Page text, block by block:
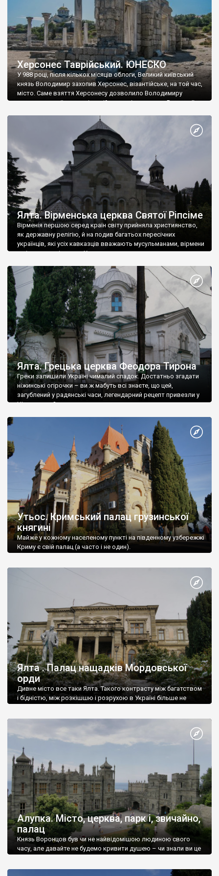
Херсонес Таврійський. ЮНЕСКО
У 988 році, після кількох місяців облоги, Великий київський
князь Володимир захопив Херсонес, візантійське, на той час,
місто. Саме взяття Херсонесу дозволило Володимиру
диктувати свої умови візантійському імператору Василю ІІ, та
Херсонесі Володимир-язичник, став Василем-християнином.
А потім було Хрещення Русі. На честь Херсонесу Таврійського
Ялта. Вірменська церква Святої Ріпсіме
Вірменія першою серед країн світу прийняла християнство,
як державну релігію, й на подив багатьох пересічних
українців, які усіх кавказців вважають мусульманами, вірмени
є відданими вірянами Христа
Ялта. Грецька церква Феодора Тирона
Греки залишили Україні чималий спадок. Достатньо згадати
ніжинські огірочки – ви ж мабуть всі знаєте, що цей,
загублений у радянські часи, легендарний рецепт привезли у
Ніжин греки?
Утьос. Кримський палац грузинської
княгині
Майже у кожному населеному пункті на південному узбережжі
Криму є свій палац (а часто і не один).
Ялта . Палац нащадків Мордовської
орди
Дивне місто все таки Ялта. Такого контрасту між багатством
і бідністю, між розкішшю і розрухою в Україні більше не
Алупка. Місто, церква, парк і, звичайно,
палац
Князь Воронцов був чи не найвідомішою людиною свого
часу, але давайте не будемо кривити душею – чи знали ви це